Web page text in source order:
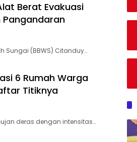
Berat Evakuasi
Pangandaran
Sungai (BBWS) Citanduy…
6 Rumah Warga
Titiknya
deras dengan intensitas…